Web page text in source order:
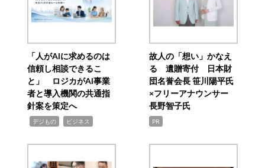
「人がAIに求めるのは
信頼し相談できるこ
と」 ロジカがAI事業
者と導入機関の共通指
針案を策定へ
デジもの ビジネス
故人の「想い」かなえ
る 遺贈寄付 日本財
団名誉会長 笹川陽平氏
×フリーアナウンサー
長野智子氏
PR